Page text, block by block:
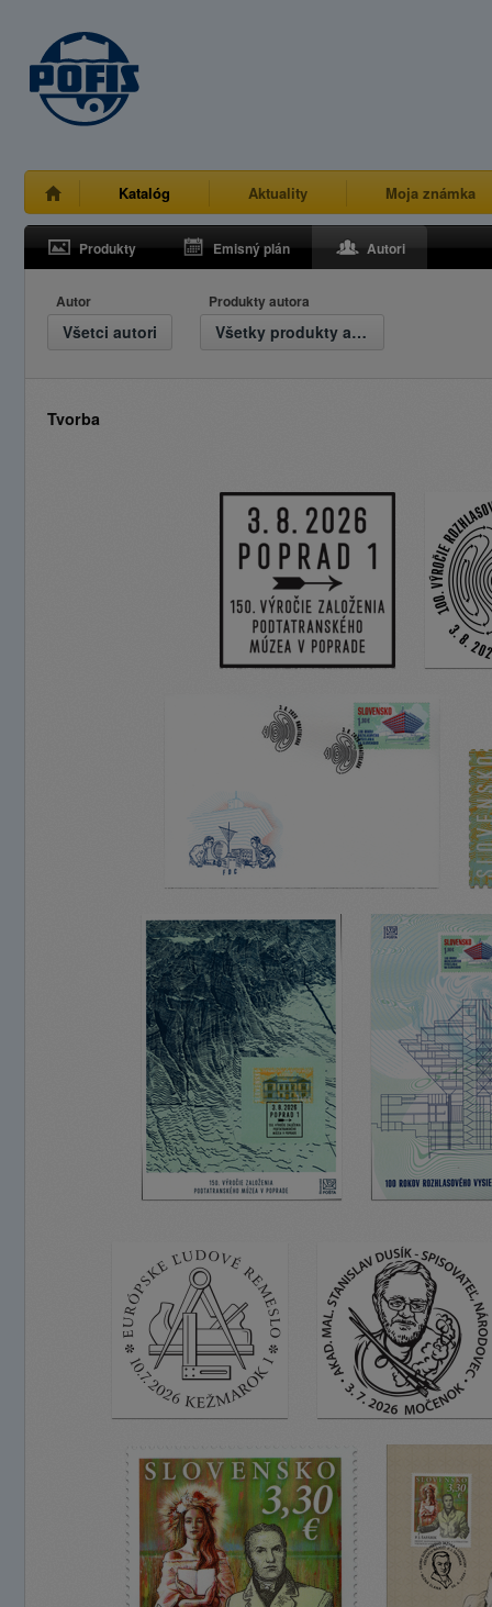
Katalóg Aktuality Moja známka
Produkty Emisný plán Autori
Autor
Všetci autori
Produkty autora
Všetky produkty autora
Tvorba